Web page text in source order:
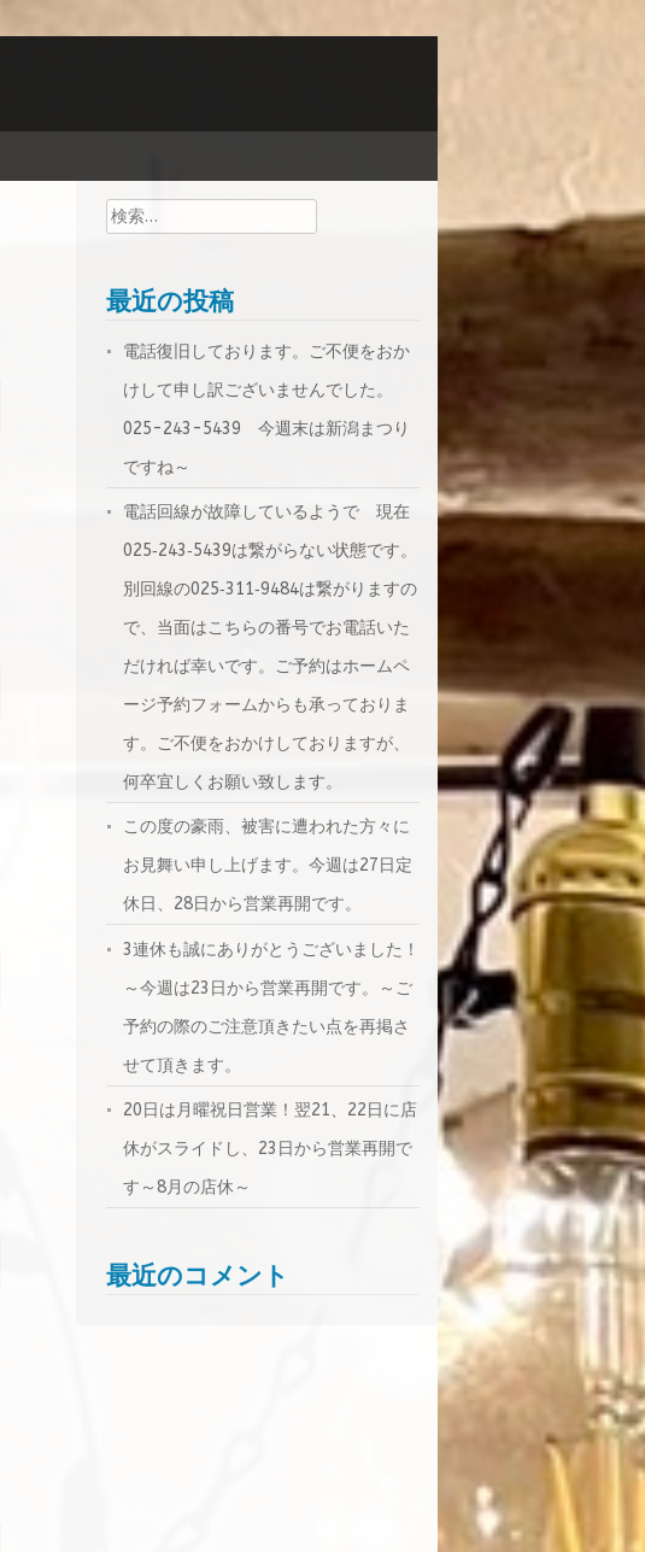
検
索:
最近の投稿
電話復旧しております。ご不便をおか
けして申し訳ございませんでした。
025-243-5439 今週末は新潟まつり
ですね～
電話回線が故障しているようで 現在
025‐243‐5439は繋がらない状態です。
別回線の025‐311‐9484は繋がりますの
で、当面はこちらの番号でお電話いた
だければ幸いです。ご予約はホームペ
ージ予約フォームからも承っておりま
す。ご不便をおかけしておりますが、
何卒宜しくお願い致します。
この度の豪雨、被害に遭われた方々に
お見舞い申し上げます。今週は27日定
休日、28日から営業再開です。
3連休も誠にありがとうございました！
～今週は23日から営業再開です。～ご
予約の際のご注意頂きたい点を再掲さ
せて頂きます。
20日は月曜祝日営業！翌21、22日に店
休がスライドし、23日から営業再開で
す～8月の店休～
最近のコメント